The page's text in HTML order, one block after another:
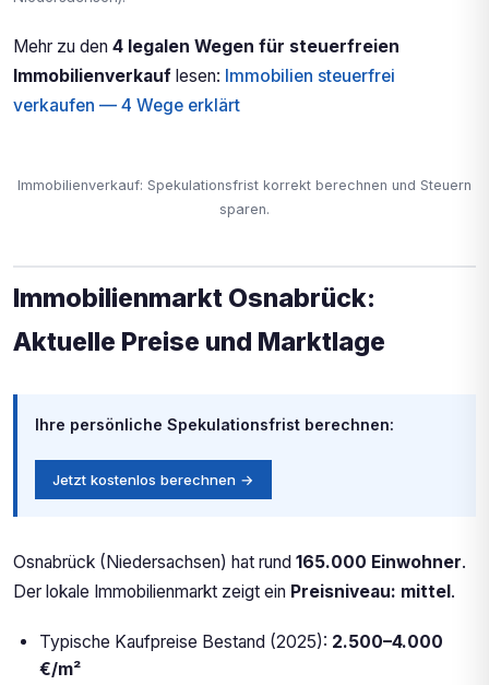
Mehr zu den 4 legalen Wegen für steuerfreien
Immobilienverkauf lesen: Immobilien steuerfrei
verkaufen — 4 Wege erklärt
Immobilienverkauf: Spekulationsfrist korrekt berechnen und Steuern
sparen.
Immobilienmarkt Osnabrück:
Aktuelle Preise und Marktlage
Ihre persönliche Spekulationsfrist berechnen:
Jetzt kostenlos berechnen →
Osnabrück (Niedersachsen) hat rund 165.000 Einwohner.
Der lokale Immobilienmarkt zeigt ein Preisniveau: mittel .
Typische Kaufpreise Bestand (2025): 2.500–4.000
€/m²